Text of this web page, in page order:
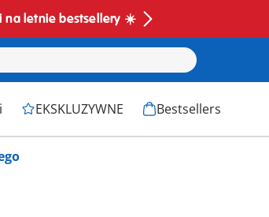
na letnie bestsellery ☀️
EKSKLUZYWNE Bestsellers